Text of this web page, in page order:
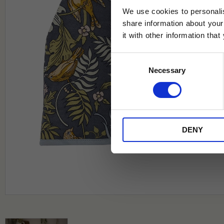
We use cookies to
share information about
it with other information that
Consent
Necessary
DENY
Jag samtycker till Tehuset Javas
* Rabatten gäller endast online på
på ordinarie priser och kan ej